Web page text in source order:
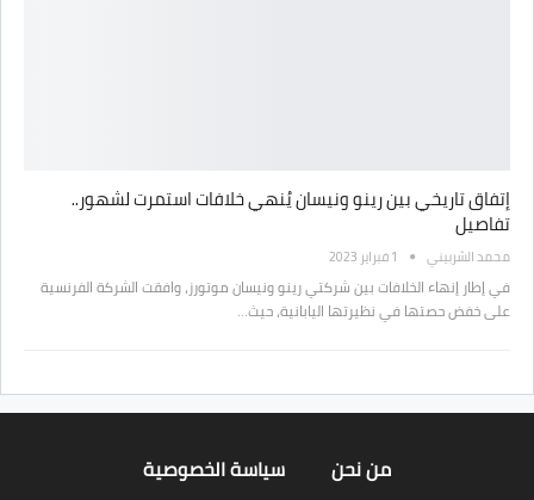
إتفاق تاريخي بين رينو ونيسان يُنهي خلافات استمرت لشهور..
تفاصيل
محمد الشربيني 1 فبراير 2023
في إطار إنهاء الخلافات بين شركتي رينو ونيسان موتورز، وافقت الشركة الفرنسية
على خفض حصتها في نظيرتها اليابانية، حيث…
من نحن سياسة الخصوصية